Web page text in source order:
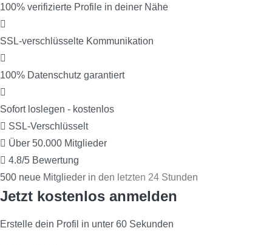
100% verifizierte Profile in deiner Nähe
SSL-verschlüsselte Kommunikation
100% Datenschutz garantiert
Sofort loslegen - kostenlos
SSL-Verschlüsselt
Über 50.000 Mitglieder
4.8/5 Bewertung
500 neue Mitglieder in den letzten 24 Stunden
Jetzt kostenlos anmelden
Erstelle dein Profil in unter 60 Sekunden